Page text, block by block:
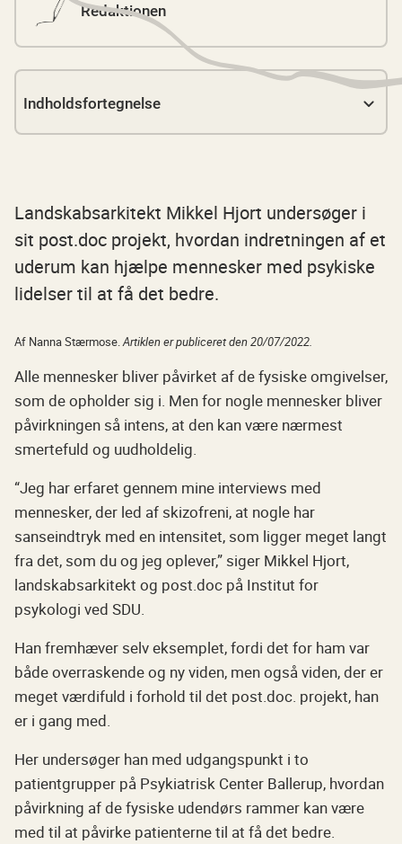
Redaktionen
Indholdsfortegnelse
Landskabsarkitekt Mikkel Hjort undersøger i
sit post.doc projekt, hvordan indretningen af et
uderum kan hjælpe mennesker med psykiske
lidelser til at få det bedre.
Af Nanna Stærmose.Artiklen er publiceret den 20/07/2022.
Alle mennesker bliver påvirket af de fysiske omgivelser,
som de opholder sig i. Men for nogle mennesker bliver
påvirkningen så intens, at den kan være nærmest
smertefuld og uudholdelig.
“Jeg har erfaret gennem mine interviews med
mennesker, der led af skizofreni, at nogle har
sanseindtryk med en intensitet, som ligger meget langt
fra det, som du og jeg oplever,” siger Mikkel Hjort,
landskabsarkitekt og post.doc på Institut for
psykologi ved SDU.
Han fremhæver selv eksemplet, fordi det for ham var
både overraskende og ny viden, men også viden, der er
meget værdifuld i forhold til det post.doc. projekt, han
er i gang med.
Her undersøger han med udgangspunkt i to
patientgrupper på Psykiatrisk Center Ballerup, hvordan
påvirkning af de fysiske udendørs rammer kan være
med til at påvirke patienterne til at få det bedre.